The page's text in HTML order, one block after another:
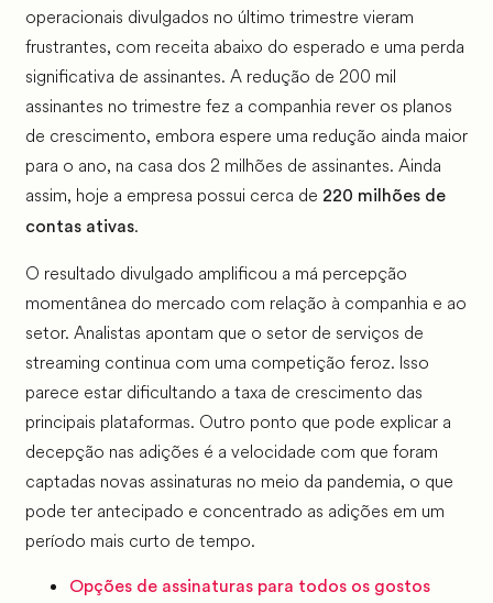
operacionais divulgados no último trimestre vieram
frustrantes, com receita abaixo do esperado e uma perda
significativa de assinantes. A redução de 200 mil
assinantes no trimestre fez a companhia rever os planos
de crescimento, embora espere uma redução ainda maior
para o ano, na casa dos 2 milhões de assinantes. Ainda
assim, hoje a empresa possui cerca de 220 milhões de
contas ativas.
O resultado divulgado amplificou a má percepção
momentânea do mercado com relação à companhia e ao
setor. Analistas apontam que o setor de serviços de
streaming continua com uma competição feroz. Isso
parece estar dificultando a taxa de crescimento das
principais plataformas. Outro ponto que pode explicar a
decepção nas adições é a velocidade com que foram
captadas novas assinaturas no meio da pandemia, o que
pode ter antecipado e concentrado as adições em um
período mais curto de tempo.
Opções de assinaturas para todos os gostos